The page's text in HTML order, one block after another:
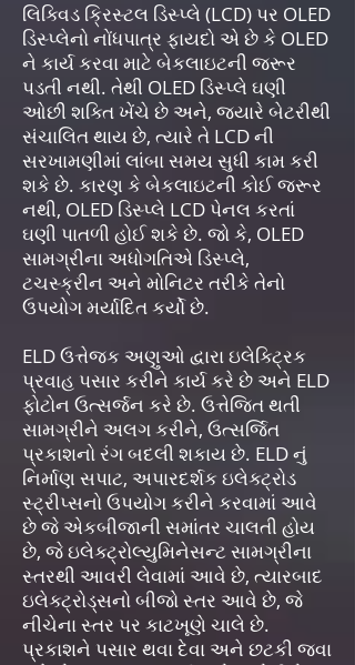
લિક્વિડ ક્રિસ્ટલ ડિસ્પ્લે (LCD) પર OLED
ડિસ્પ્લેનો નોંધપાત્ર ફાયદો એ છે કે OLED
ને કાર્ય કરવા માટે બેકલાઇટની જરૂર
પડતી નથી. તેથી OLED ડિસ્પ્લે ઘણી
ઓછી શક્તિ ખેંચે છે અને, જ્યારે બેટરીથી
સંચાલિત થાય છે, ત્યારે તે LCD ની
સરખામણીમાં લાંબા સમય સુધી કામ કરી
શકે છે. કારણ કે બેકલાઇટની કોઈ જરૂર
નથી, OLED ડિસ્પ્લે LCD પેનલ કરતાં
ઘણી પાતળી હોઈ શકે છે. જો કે, OLED
સામગ્રીના અધોગતિએ ડિસ્પ્લે,
ટચસ્ક્રીન અને મોનિટર તરીકે તેનો
ઉપયોગ મર્યાદિત કર્યો છે.
ELD ઉત્તેજક અણુઓ દ્વારા ઇલેક્ટ્રિક
પ્રવાહ પસાર કરીને કાર્ય કરે છે અને ELD
ફોટોન ઉત્સર્જન કરે છે. ઉત્તેજિત થતી
સામગ્રીને અલગ કરીને, ઉત્સર્જિત
પ્રકાશનો રંગ બદલી શકાય છે. ELD નું
નિર્માણ સપાટ, અપારદર્શક ઇલેક્ટ્રોડ
સ્ટ્રીપ્સનો ઉપયોગ કરીને કરવામાં આવે
છે જે એકબીજાની સમાંતર ચાલતી હોય
છે, જે ઇલેક્ટ્રોલ્યુમિનેસન્ટ સામગ્રીના
સ્તરથી આવરી લેવામાં આવે છે, ત્યારબાદ
ઇલેક્ટ્રોડ્સનો બીજો સ્તર આવે છે, જે
નીચેના સ્તર પર કાટખૂણે ચાલે છે.
પ્રકાશને પસાર થવા દેવા અને છટકી જવા